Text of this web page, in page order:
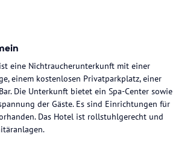
eine Nichtraucherunterkunft mit einer
einem kostenlosen Privatparkplatz, einer
Die Unterkunft bietet ein Spa-Center sowie
der Gäste. Es sind Einrichtungen für
Das Hotel ist rollstuhlgerecht und